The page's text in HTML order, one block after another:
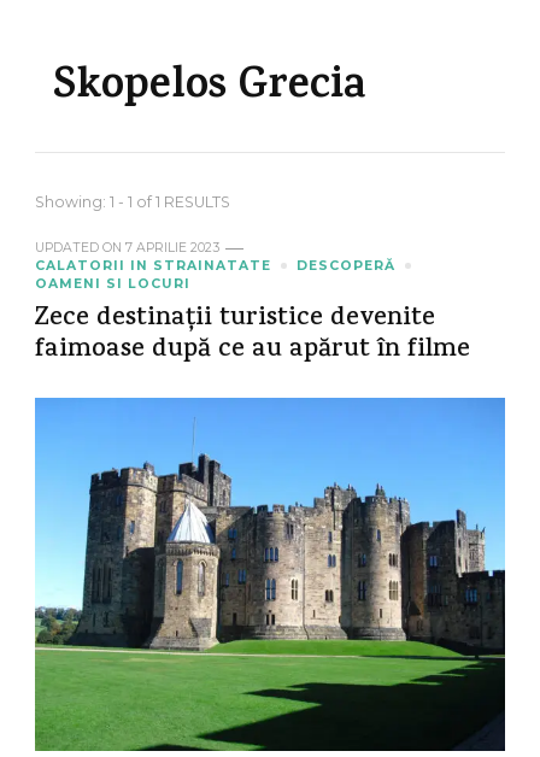
Skopelos Grecia
Showing: 1 - 1 of 1 RESULTS
UPDATED ON 7 APRILIE 2023
CALATORII IN STRAINATATE
DESCOPERĂ
OAMENI SI LOCURI
Zece destinații turistice devenite
faimoase după ce au apărut în filme